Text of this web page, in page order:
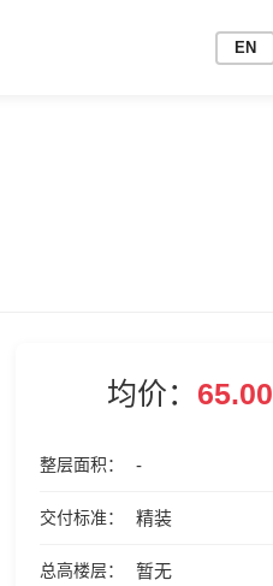
EN
均价： 65.00
整层面积 -
交付标准 精装
总高楼层 暂无